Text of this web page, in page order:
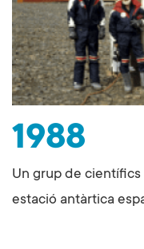
1988
Un grup de
estació antàrtica